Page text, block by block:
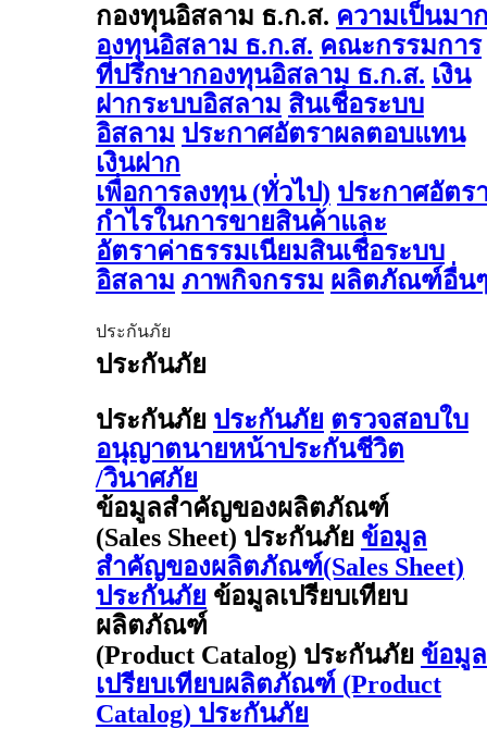
กองทุนอิสลาม ธ.ก.ส. ความเป็นมา
องทุนอิสลาม ธ.ก.ส. คณะกรรมการ
ที่ปรึกษากองทุนอิสลาม ธ.ก.ส. เงิน
ฝากระบบอิสลาม สินเชื่อระบบ
อิสลาม ประกาศอัตราผลตอบแทน
เงินฝาก
เพื่อการลงทุน (ทั่วไป) ประกาศอัตร
กำไรในการขายสินค้าและ
อัตราค่าธรรมเนียมสินเชื่อระบบ
อิสลาม ภาพกิจกรรม ผลิตภัณฑ์อื่น
ประกันภัย
ประกันภัย
ประกันภัย ประกันภัย ตรวจสอบใบ
อนุญาตนายหน้าประกันชีวิต
/วินาศภัย
ข้อมูลสำคัญของผลิตภัณฑ์
(Sales Sheet) ประกันภัย ข้อมูล
สำคัญของผลิตภัณฑ์(Sales Sheet)
ประกันภัย ข้อมูลเปรียบเทียบ
ผลิตภัณฑ์
(Product Catalog) ประกันภัย ข้อมูล
เปรียบเทียบผลิตภัณฑ์ (Product
Catalog) ประกันภัย